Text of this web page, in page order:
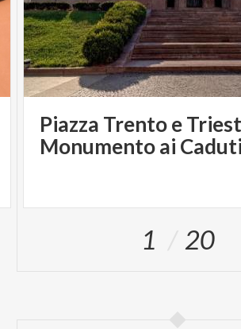
Piazza Trento e
Monumento ai Caduti
1 20